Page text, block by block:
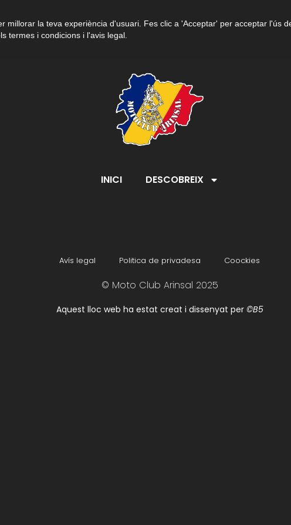
millorar la teva experiència d'usuari. Fes clic a 'Acceptar' per acceptar l'ús
termes i condicions i l'avis legal.
INICI DESCOBREIX
Avís legal Politica de privadesa Coockies
© Moto Club Arinsal 2025
Aquest lloc web ha estat creat i dissenyat per ©B5